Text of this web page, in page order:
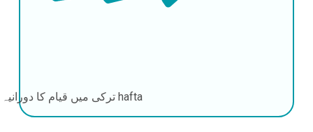
ترکی میں قیام کا 2-3 hafta